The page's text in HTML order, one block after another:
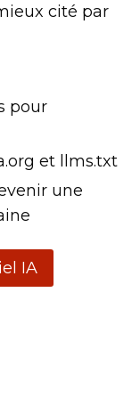
cité par
pour
et llms.txt
une
IA